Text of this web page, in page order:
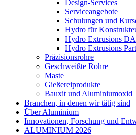
Design-Services
Serviceangebote
Schulungen und
Hydro für
Hydro Extrusions
Hydro Extrusions
Präzisionsrohre
Geschweißte Rohre
Maste
Gießereiprodukte
Bauxit und Aluminiumoxid
Branchen, in denen wir tätig sind
Über Aluminium
Innovationen, Forschung und
ALUMINIUM 2026